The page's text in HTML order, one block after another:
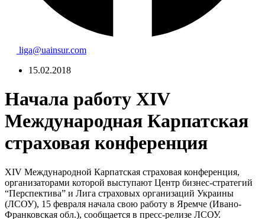
liga@uainsur.com
15.02.2018
Начала работу XIV
Международная Карпатская
страховая конференция
XIV Международной Карпатская страховая конференция,
организаторами которой выступают Центр бизнес-стратегий
“Перспектива” и Лига страховых организаций Украины
(ЛСОУ), 15 февраля начала свою работу в Яремче (Ивано-
Франковская обл.), сообщается в пресс-релизе ЛСОУ.